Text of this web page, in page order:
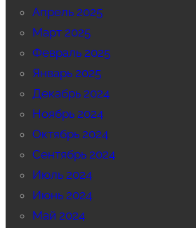
Апрель 2025
Март 2025
Февраль 2025
Январь 2025
Декабрь 2024
Ноябрь 2024
Октябрь 2024
Сентябрь 2024
Июль 2024
Июнь 2024
Май 2024